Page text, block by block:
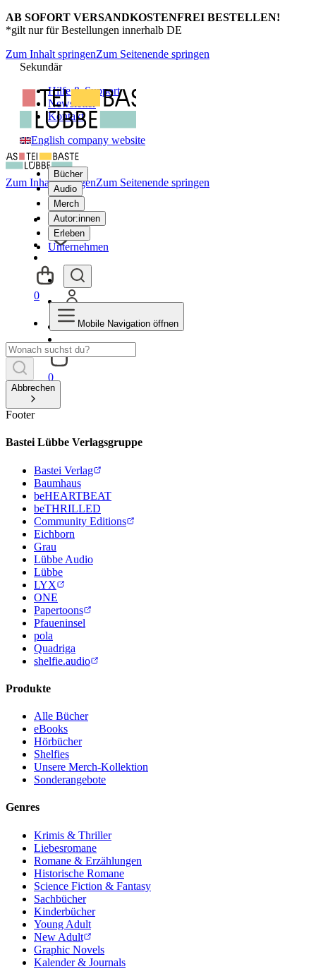
AB SOFORT VERSANDKOSTENFREI BESTELLEN!
*gilt nur für Bestellungen innerhalb DE
Zum Inhalt springenZum Seitenende springen
Sekundär
Hilfe & Support
Newsletter
Kontakt
English company website
Bücher
Audio
Merch
Autor:innen
Erleben
Unternehmen
0
Zum Inhalt springenZum Seitenende springen
0
Mobile Navigation öffnen
Abbrechen
Footer
Bastei Lübbe Verlagsgruppe
Bastei Verlag
Baumhaus
beHEARTBEAT
beTHRILLED
Community Editions
Eichborn
Grau
Lübbe Audio
Lübbe
LYX
ONE
Papertoons
Pfaueninsel
pola
Quadriga
shelfie.audio
Produkte
Alle Bücher
eBooks
Hörbücher
Shelfies
Unsere Merch-Kollektion
Sonderangebote
Genres
Krimis & Thriller
Liebesromane
Romane & Erzählungen
Historische Romane
Science Fiction & Fantasy
Sachbücher
Kinderbücher
Young Adult
New Adult
Graphic Novels
Kalender & Journals